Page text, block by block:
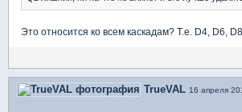
Это относится ко всем каскадам? Т.е. D4, D6,
TrueVAL 16 апреля